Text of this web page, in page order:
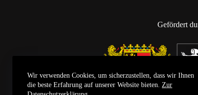
Wir verwenden Cookies, um sicherzustellen, dass wir Ihnen
die beste Erfahrung auf unserer Website bieten. Zur
Gefördert